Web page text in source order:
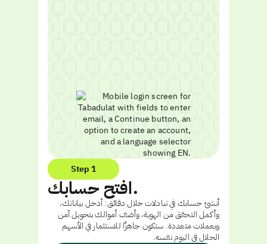
Step 1
افتح حسابك.
أنشئ حسابك في تبادلات خلال دقائق: أدخل بياناتك،
وأكمل التحقق من الهوية، وأضف أموالك بتحويل آمن
وبعملات متعددة. ستكون جاهزًا للاستثمار في الأسهم
الحلال في اليوم نفسه.